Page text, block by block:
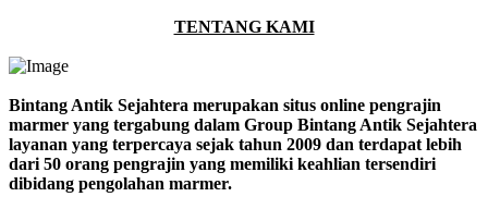
TENTANG KAMI
Bintang Antik Sejahtera merupakan situs online pengrajin
marmer yang tergabung dalam Group Bintang Antik Sejahtera
layanan yang terpercaya sejak tahun 2009 dan terdapat lebih
dari 50 orang pengrajin yang memiliki keahlian tersendiri
dibidang pengolahan marmer.